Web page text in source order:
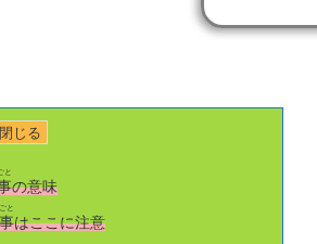
と
の意味
と
はここに注意